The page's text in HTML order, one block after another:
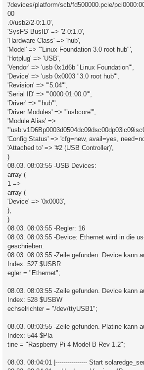
'/devices/platform/scb/fd500000.pcie/
00
.0/usb2/2-0:1.0',
'SysFS BusID' => '2-0:1.0',
'Hardware Class' => 'hub',
'Model' => '"Linux Foundation 3.0 root hub"',
'Hotplug' => 'USB',
'Vendor' => 'usb 0x1d6b "Linux Foundation"',
'Device' => 'usb 0x0003 "3.0 root hub"',
'Revision' => '"5.04"',
'Serial ID' => '"0000:01:00.0"',
'Driver' => '"hub"',
'Driver Modules' => '"usbcore"',
'Module Alias' =>
'Config Status' => 'cfg=new, avail=yes,
'Attached to' => '#2 (USB Controller)',
)
08.03. 08:03:55 -USB Devices:
array (
1 =>
array (
'Device' => '0x0003',
),
)
08.03. 08:03:55 -Regler: 16
08.03. 08:03:55 -Device: Ethernet wird in die
geschrieben.
08.03. 08:03:55 -Zeile gefunden. Device kann
Index: 527 $USBR
egler = "Ethernet";
08.03. 08:03:55 -Zeile gefunden. Device kann
Index: 528 $USBW
echselrichter = "/dev/ttyUSB1";
08.03. 08:03:55 -Zeile gefunden. Platine kann
Index: 544 $Pla
tine = "Raspberry Pi 4 Model B Rev 1.2";
08.03. 08:04:01 |---------------- Start